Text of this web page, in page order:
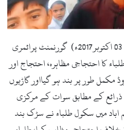
سوات (زما سوات ڈاٹ کام ۔ 03 اکتوبر2017ء) گورنمنٹ پرائمری
آباد نمبر 2 کے طلباء کا احتجاجی مظاہرہ، احتجاج اور
طور پر بند ہو گیااور گاڑیوں
ذرائع کے مطابق سوات کے مرکزی
میں سکول طلباء نے سڑک بند